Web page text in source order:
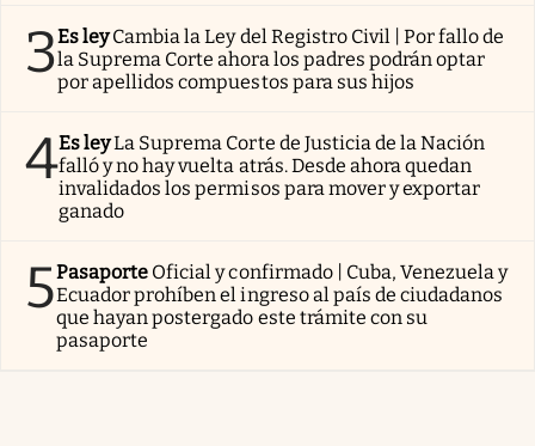
3Es ley Cambia la Ley del Registro Civil | Por fallo de
la Suprema Corte ahora los padres podrán optar
por apellidos compuestos para sus hijos
4Es leyLa Suprema Corte de Justicia de la Nación
falló y no hay vuelta atrás. Desde ahora quedan
invalidados los permisos para mover y exportar
ganado
5Pasaporte Oficial y confirmado | Cuba, Venezuela y
Ecuador prohíben el ingreso al país de ciudadanos
que hayan postergado este trámite con su
pasaporte